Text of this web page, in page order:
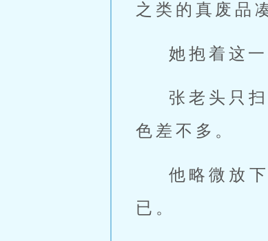
之类的真废品
她抱着这
张老头只
色差不多。
他略微放
已。